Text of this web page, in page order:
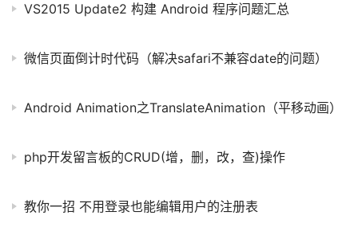
VS2015 Update2 构建 Android 程序问题汇总
微信页面倒计时代码（解决safari不兼容date的问题）
Android Animation之TranslateAnimation（平移动画）
php开发留言板的CRUD(增，删，改，查)操作
教你一招 不用登录也能编辑用户的注册表